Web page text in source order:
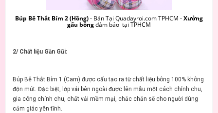
Búp Bê Thắt Bím 2 (Hồng)- Bán Tại Quadayroi.com TPHCM -Xưởng
gấu bôngđảm bảo tại TPHCM
2/ Chất liệu Gần Gũi:
Búp Bê Thắt Bím 1 (Cam) được cấu tạo ra từ chất liệu bông 100% không
độn mút. Đặc biệt, lớp vải bên ngoài được lên mẫu một cách chỉnh chu,
gia công chỉnh chu, chất vải mềm mại, chắc chắn sẽ cho người dùng
cảm giác yên tĩnh.